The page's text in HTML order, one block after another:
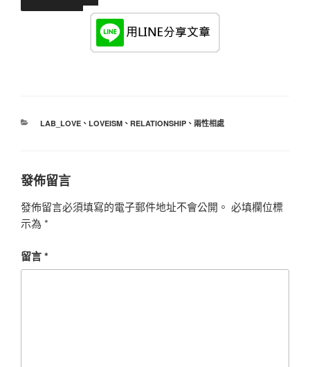
分
LAB_LOVE、 LOVEISM、 RELATIONSHIP、 兩性相處
發佈留言
發佈留言必須填寫的電子郵件地址不會公開。 必填欄位標
示為 *
留言*